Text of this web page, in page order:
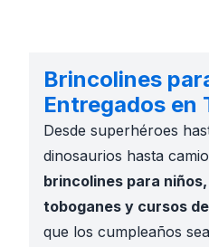
Brincolines
Entregados en
Desde superhéroes
dinosaurios hasta
brincolines para
toboganes y cursos
que los cumpleaños